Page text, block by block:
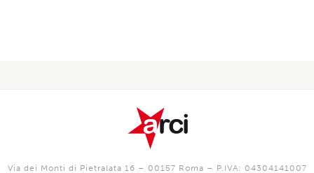
Via dei Monti di Pietralata 16 – 00157 Roma – P.IVA: 04304141007